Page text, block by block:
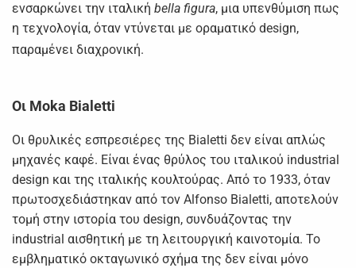
ενσαρκώνει την ιταλική bella figura, μια υπενθύμιση πως
η τεχνολογία, όταν ντύνεται με οραματικό design,
παραμένει διαχρονική.
Οι Moka Bialetti
Οι θρυλικές εσπρεσιέρες της Bialetti δεν είναι απλώς
μηχανές καφέ. Είναι ένας θρύλος του ιταλικού industrial
design και της ιταλικής κουλτούρας. Από το 1933, όταν
πρωτοσχεδιάστηκαν από τον Alfonso Bialetti, αποτελούν
τομή στην ιστορία του design, συνδυάζοντας την
industrial αισθητική με τη λειτουργική καινοτομία. Το
εμβληματικό οκταγωνικό σχήμα της δεν είναι μόνο